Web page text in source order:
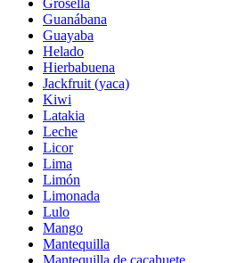
Grosella
Guanábana
Guayaba
Helado
Hierbabuena
Jackfruit (yaca)
Kiwi
Latakia
Leche
Licor
Lima
Limón
Limonada
Lulo
Mango
Mantequilla
Mantequilla de cacahuete